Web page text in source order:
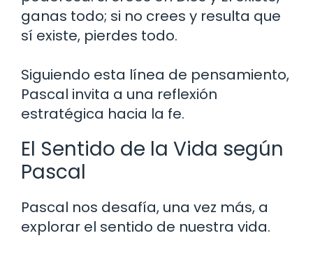
ganas todo; si no crees y resulta que
sí existe, pierdes todo.
Siguiendo esta línea de pensamiento,
Pascal invita a una reflexión
estratégica hacia la fe.
El Sentido de la Vida según
Pascal
Pascal nos desafía, una vez más, a
explorar el sentido de nuestra vida.